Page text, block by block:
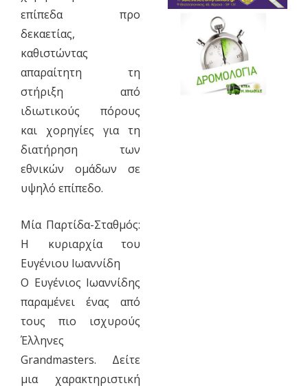
επίπεδα προ
δεκαετίας,
καθιστώντας
απαραίτητη τη
στήριξη από
ιδιωτικούς πόρους
και χορηγίες για τη
διατήρηση των
εθνικών ομάδων σε
υψηλό επίπεδο.
​Μία Παρτίδα-Σταθμός:
Η κυριαρχία του
Ευγένιου Ιωαννίδη
​Ο Ευγένιος Ιωαννίδης
παραμένει ένας από
τους πιο ισχυρούς
Έλληνες
Grandmasters. Δείτε
μια χαρακτηριστική